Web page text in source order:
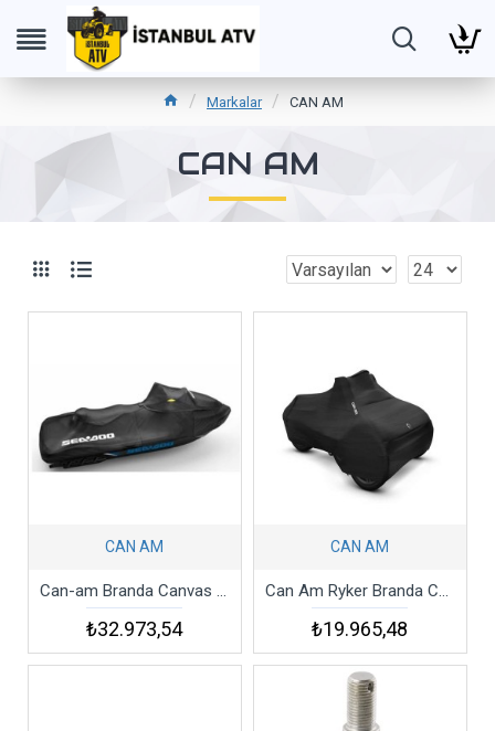
Markalar CAN AM
CAN AM
CAN AM
Can-am Branda Canvas Cover
₺32.973,54
CAN AM
Can Am Ryker Branda Cover Storage Kit
₺19.965,48